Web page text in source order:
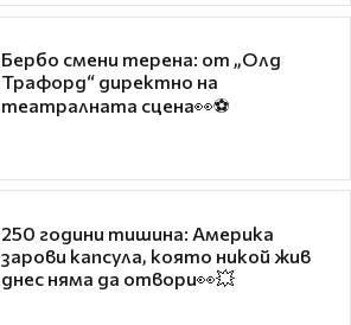
Бербо смени терена: от „Олд
Трафорд“ директно на
театралната сцена👀⚽
250 години тишина: Америка
зарови капсула, която никой жив
днес няма да отвори👀💥